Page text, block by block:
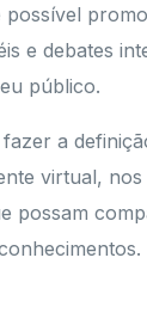
possível
e debates
público.
a
virtual,
possam